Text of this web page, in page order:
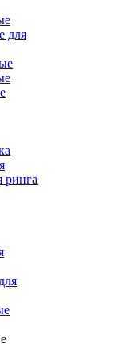
для
ринга